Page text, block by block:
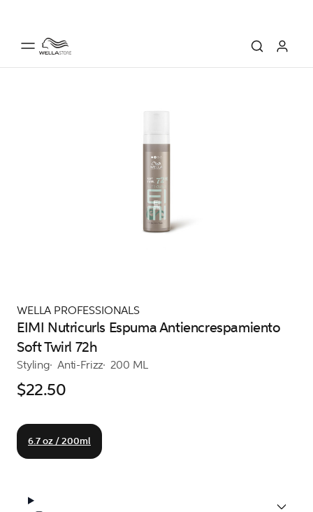
WELLA PROFESSIONALS
EIMI Nutricurls Espuma Antiencrespamiento
Soft Twirl 72h
Styling Anti-Frizz 200 ML
$22.50
6.7 oz / 200ml